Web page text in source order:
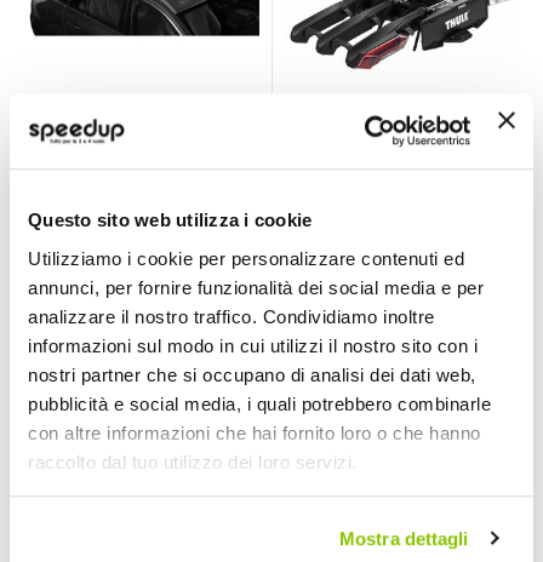
Questo sito web utilizza i cookie
Utilizziamo i cookie per personalizzare contenuti ed
annunci, per fornire funzionalità dei social media e per
analizzare il nostro traffico. Condividiamo inoltre
informazioni sul modo in cui utilizzi il nostro sito con i
nostri partner che si occupano di analisi dei dati web,
pubblicità e social media, i quali potrebbero combinarle
con altre informazioni che hai fornito loro o che hanno
raccolto dal tuo utilizzo dei loro servizi.
Mostra dettagli
Blaze 500 -
Nero opaco
14,5kg
296,05 €
Spedizione gratuita!
Portabici da Gancio
Traino Epos 3 bici -
Peso 22,7kg
1.312,95 €
speciale
-17%
CONSEGNA IN
48H
Spedizione
In Offerta